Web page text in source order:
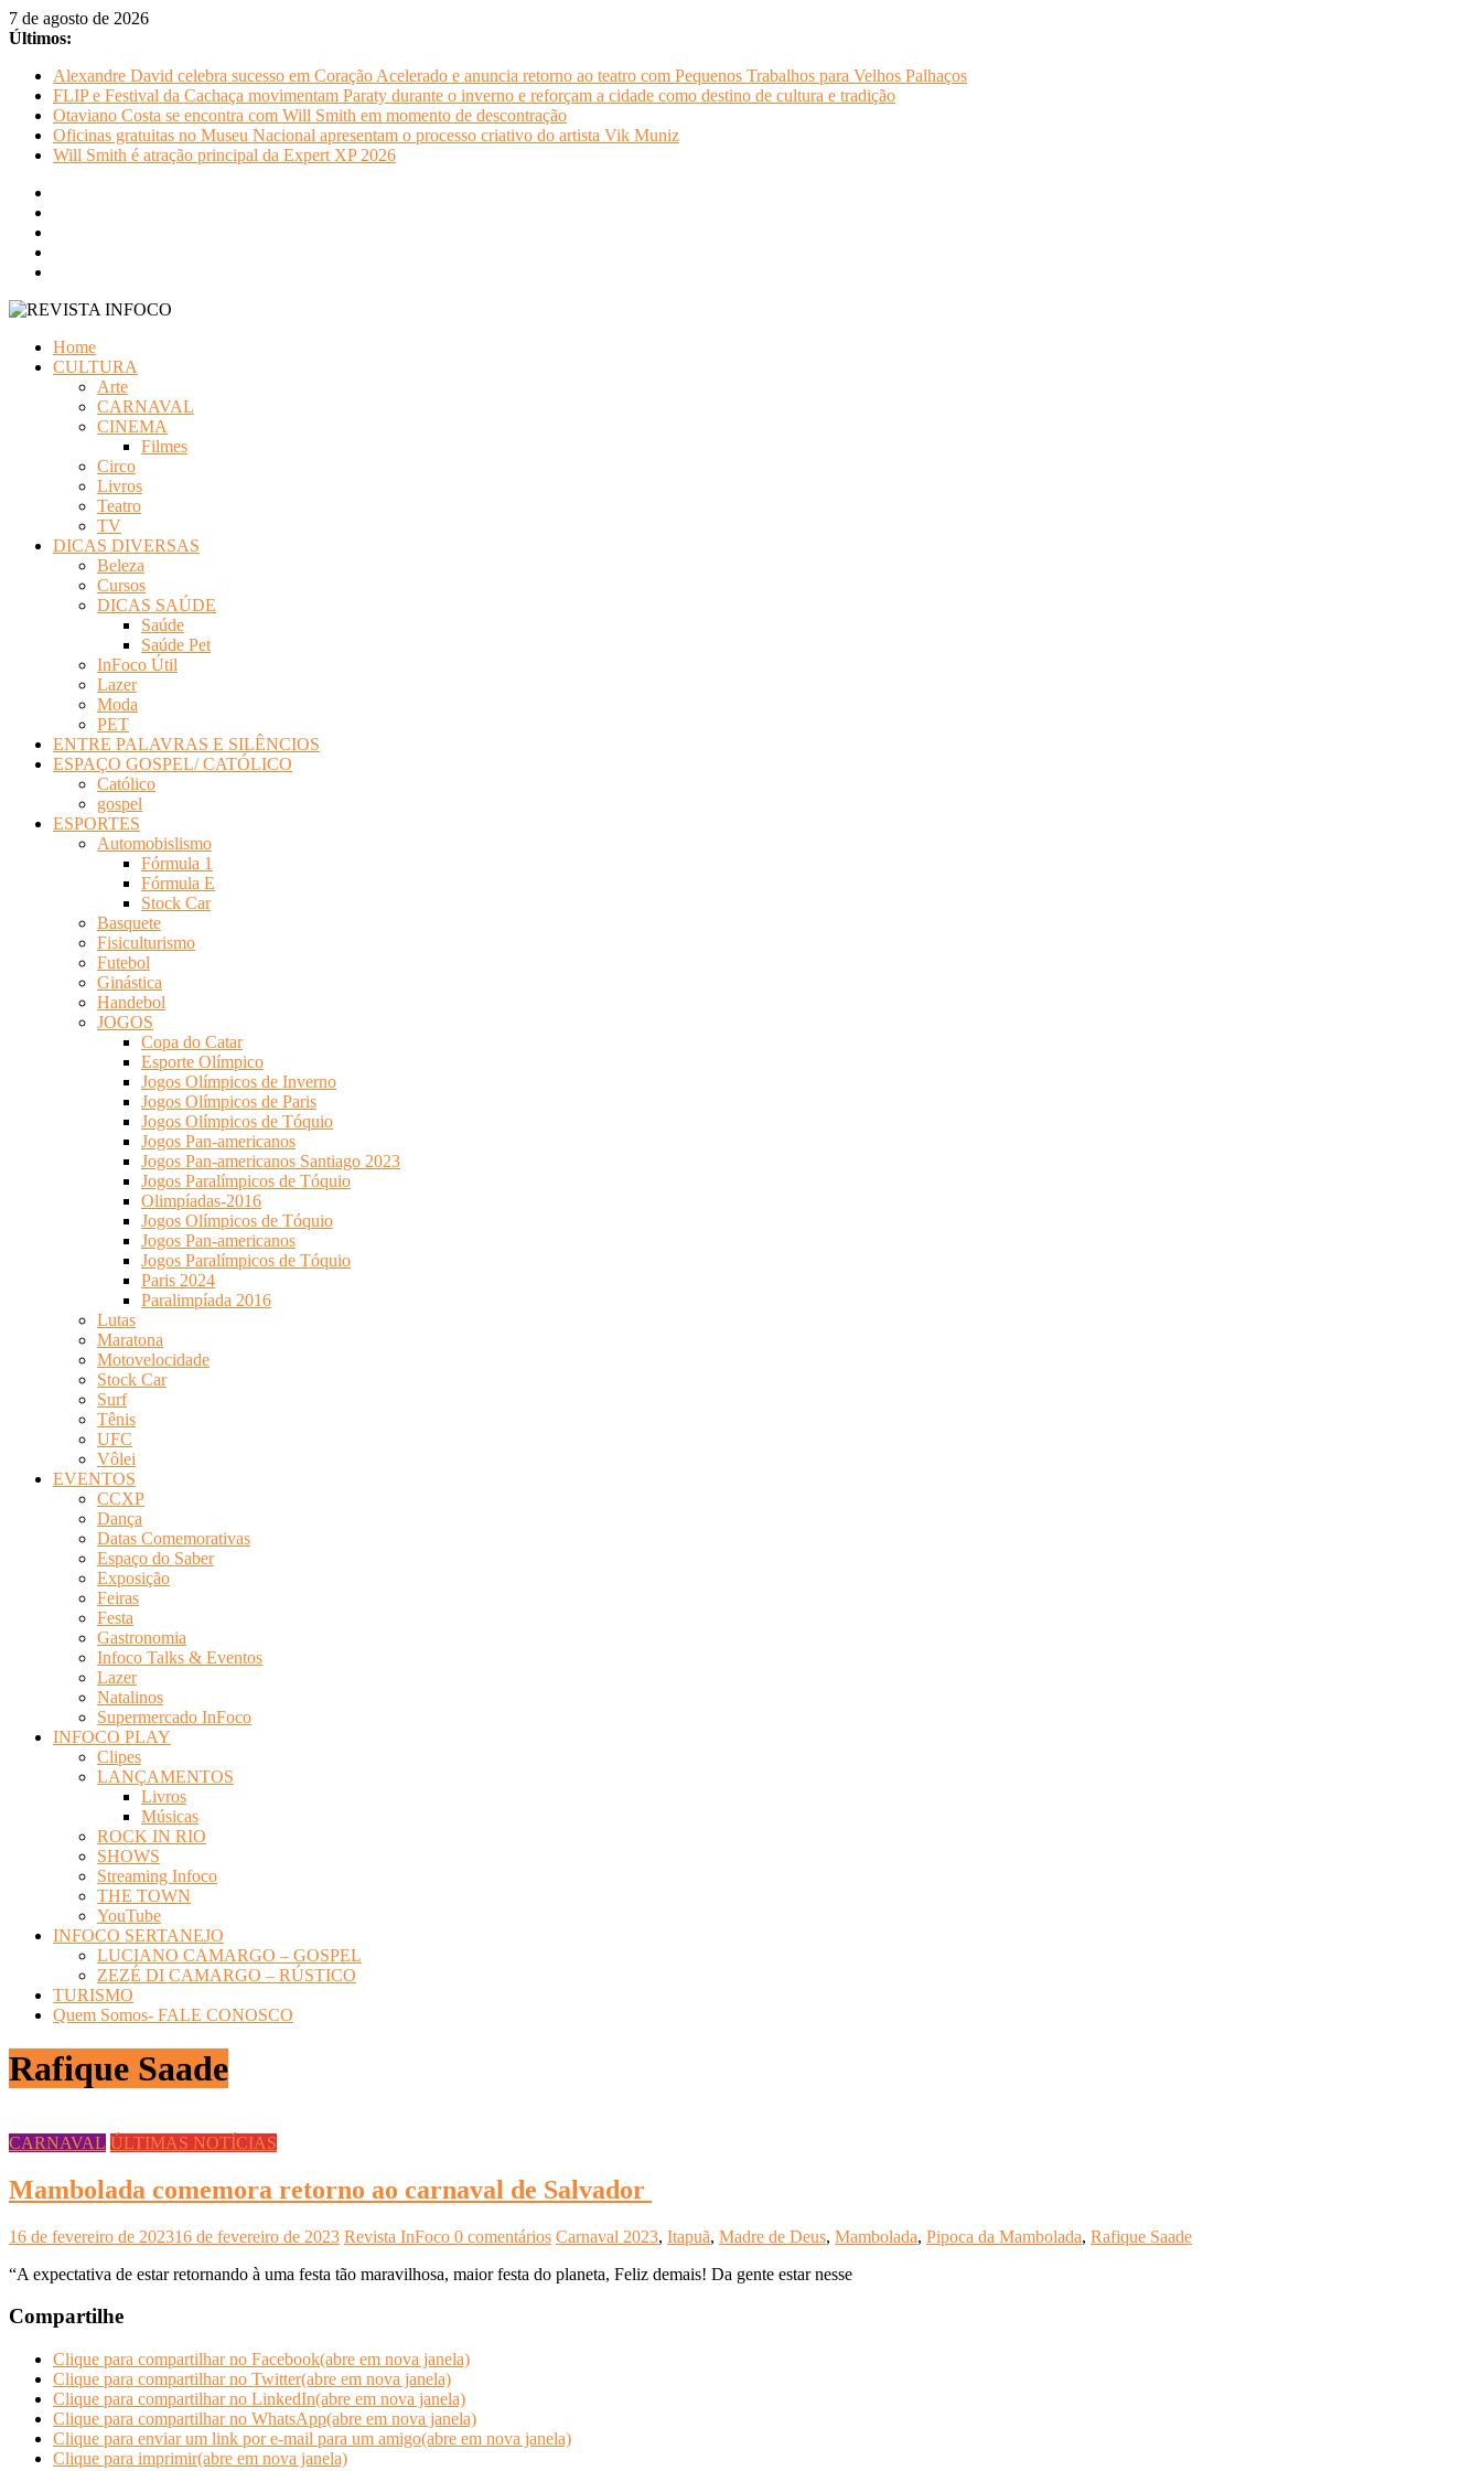
Pular
para
conteúdo
7 de agosto de 2026
Últimos:
Alexandre David celebra sucesso em Coração Acelerado e anuncia retorno ao teatro com Pequenos Trabalhos para Velhos Palhaços
FLIP e Festival da Cachaça movimentam Paraty durante o inverno e reforçam a cidade como destino de cultura e tradição
Otaviano Costa se encontra com Will Smith em momento de descontração
Oficinas gratuitas no Museu Nacional apresentam o processo criativo do artista Vik Muniz
Will Smith é atração principal da Expert XP 2026
INFOCO
Home
CULTURA
Arte
CARNAVAL
CINEMA
Filmes
Circo
Livros
Teatro
TV
DICAS DIVERSAS
Beleza
Cursos
DICAS SAÚDE
Saúde
Saúde Pet
InFoco Útil
Lazer
Moda
PET
ENTRE PALAVRAS E SILÊNCIOS
ESPAÇO GOSPEL/ CATÓLICO
Católico
gospel
ESPORTES
Automobislismo
Fórmula 1
Fórmula E
Stock Car
Basquete
Fisiculturismo
Futebol
Ginástica
Handebol
JOGOS
Copa do Catar
Esporte Olímpico
Jogos Olímpicos de Inverno
Jogos Olímpicos de Paris
Jogos Olímpicos de Tóquio
Jogos Pan-americanos
Jogos Pan-americanos Santiago 2023
Jogos Paralímpicos de Tóquio
Olimpíadas-2016
Jogos Olímpicos de Tóquio
Jogos Pan-americanos
Jogos Paralímpicos de Tóquio
Paris 2024
Paralimpíada 2016
Lutas
Maratona
Motovelocidade
Stock Car
Surf
Tênis
UFC
Vôlei
EVENTOS
CCXP
Dança
Datas Comemorativas
Espaço do Saber
Exposição
Feiras
Festa
Gastronomia
Infoco Talks & Eventos
Lazer
Natalinos
Supermercado InFoco
INFOCO PLAY
Clipes
LANÇAMENTOS
Livros
Músicas
ROCK IN RIO
SHOWS
Streaming Infoco
THE TOWN
YouTube
INFOCO SERTANEJO
LUCIANO CAMARGO – GOSPEL
ZEZÉ DI CAMARGO – RÚSTICO
TURISMO
Quem Somos- FALE CONOSCO
Rafique Saade
CARNAVAL ÚLTIMAS NOTÍCIAS
Mambolada comemora retorno ao carnaval de Salvador
16 de fevereiro de 202316 de fevereiro de 2023 Revista InFoco 0 comentários Carnaval 2023, Itapuã, Madre de Deus, Mambolada, Pipoca da Mambolada, Rafique Saade
“A expectativa de estar retornando à uma festa tão maravilhosa, maior festa do planeta, Feliz demais! Da gente estar nesse
Compartilhe
Clique para compartilhar no Facebook(abre em nova janela)
Clique para compartilhar no Twitter(abre em nova janela)
Clique para compartilhar no LinkedIn(abre em nova janela)
Clique para compartilhar no WhatsApp(abre em nova janela)
Clique para enviar um link por e-mail para um amigo(abre em nova janela)
Clique para imprimir(abre em nova janela)